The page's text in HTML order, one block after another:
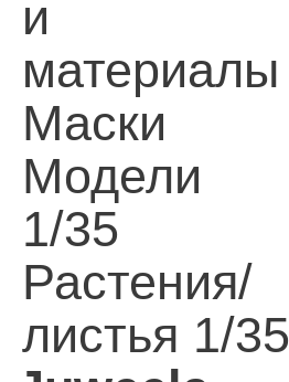
и
материалы
Маски
Модели
1/35
Растения/
листья 1/35